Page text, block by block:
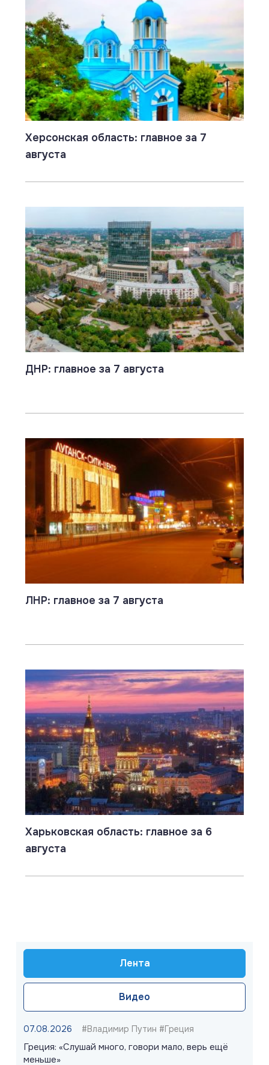
Лента
Видео
07.08.2026 #Владимир Путин #Греция
Греция: «Слушай много, говори мало, верь ещё
меньше»
Херсонская область: главное за 7
августа
ДНР: главное за 7 августа
ЛНР: главное за 7 августа
Харьковская область: главное за 6
августа